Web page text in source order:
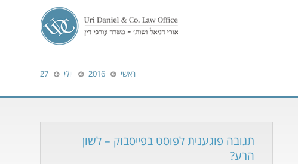
ראשי 2016 יולי 27
תגובה פוגענית לפוסט בפייסבוק – לשון
הרע?